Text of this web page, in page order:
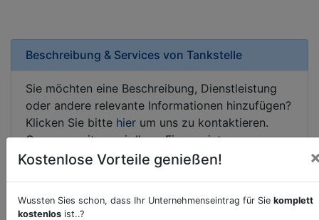
Beschreibung & Services von Tankstelle
Sie möchten eine Beschreibung, Dienstleistung
oder andere relevante Informationen hinzufügen?
Klicken Sie bitte hier um uns zu kontaktieren.
Gerne erweitern wir Ihren Firmeneintrag um
Sonderangebote odere besondere Services, die
Kostenlose Vorteile genießen!
Wussten Sies schon, dass Ihr Unternehmenseintrag für Sie komplett
kostenlos ist..?